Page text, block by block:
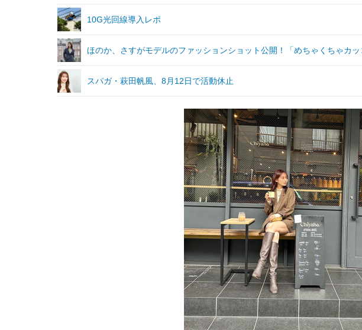
10G光回線導入レポ
ほのか、さすがモデルのファッションショット公開！「めちゃくちゃカ
スパガ・萩田帆風、8月12日で活動休止